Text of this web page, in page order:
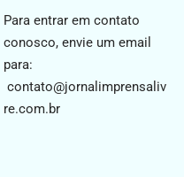
Para entrar em contato
conosco, envie um email
para:
contato@jornalimprensaliv
re.com.br